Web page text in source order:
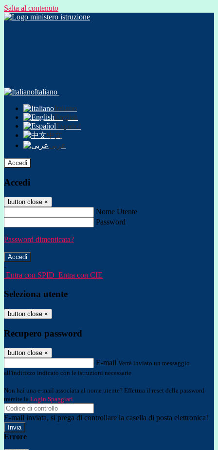
Salta al contenuto
Italiano
Italiano
English
Español
中文
عربى
Accedi
Accedi
button close ×
Nome Utente
Password
Password dimenticata?
-
Entra con SPID Entra con CIE
Seleziona utente
button close ×
Recupero password
button close ×
E-mail Verrà inviato un messaggio
all'indirizzo indicato con le istruzioni necessarie.
Non hai una e-mail associata al nome utente? Effettua il reset della password
tramite la Login Spaggiari
E-mail inviata, si prega di controllare la casella di posta elettronica!
Errore